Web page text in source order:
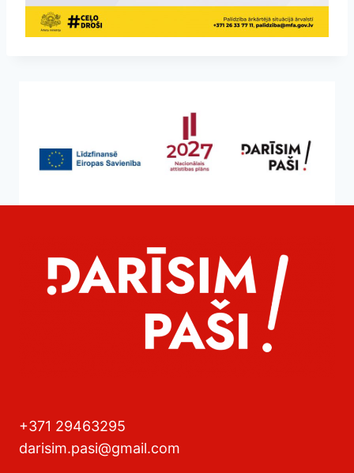
+371 29463295
darisim.pasi@gmail.com